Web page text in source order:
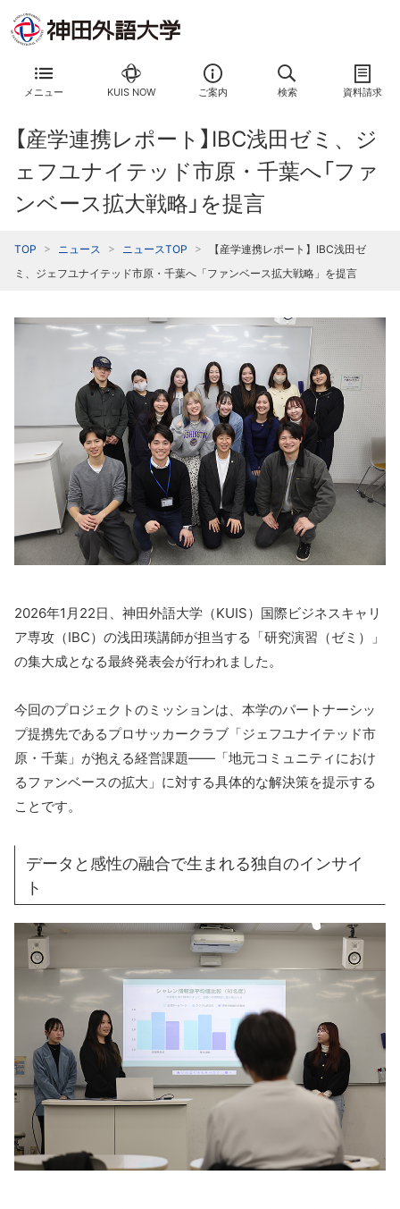
メニュー KUIS NOW ご案内 検索 資料請求
【産学連携レポート】IBC浅田ゼミ、ジ
ェフユナイテッド市原・千葉へ「ファ
ンベース拡大戦略」を提言
TOP ニュース ニュースTOP
【産学連携レポート】IBC浅田ゼ
ミ、ジェフユナイテッド市原・千葉へ「ファンベース拡大戦略」を提言
2026年1月22日、神田外語大学（KUIS）国際ビジネスキャリ
ア専攻（IBC）の浅田瑛講師が担当する「研究演習（ゼミ）」
の集大成となる最終発表会が行われました。
今回のプロジェクトのミッションは、本学のパートナーシッ
プ提携先であるプロサッカークラブ「ジェフユナイテッド市
原・千葉」が抱える経営課題――「地元コミュニティにおけ
るファンベースの拡大」に対する具体的な解決策を提示する
ことです。
データと感性の融合で生まれる独自のインサイ
ト